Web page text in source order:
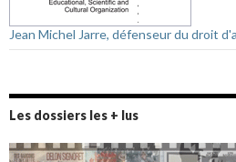
Jean Michel Jarre, défenseur du droit
Les dossiers les + lus